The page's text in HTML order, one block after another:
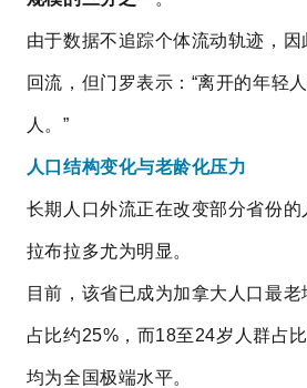
由于数据不追踪个体流动轨迹，
回流，但门罗表示：“离开的年轻
人。”
人口结构变化与老龄化压力
长期人口外流正在改变部分省份
拉布拉多尤为明显。
目前，该省已成为加拿大人口最
占比约25%，而18至24岁人群占
均为全国极端水平。